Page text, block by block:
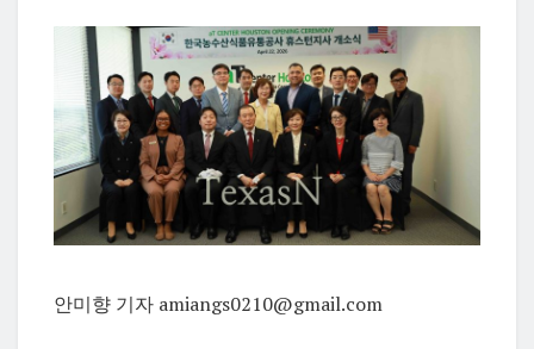
안미향 기자 amiangs0210@gmail.com